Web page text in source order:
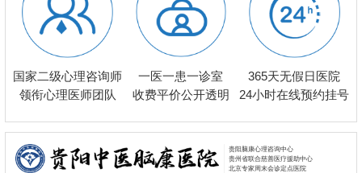
国家二级心理咨询师
领衔心理医师团队
一医一患一诊室
收费平价公开透明
365天无假日医院
24小时在线预约挂号
贵阳脑康心理咨询中心
贵州省联合慈善医疗援助中心
北京专家周末会诊定点医院